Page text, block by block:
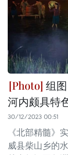
组
河内颇具特
30/12/2023 00:51
《北部精髓》
威县柴山乡的